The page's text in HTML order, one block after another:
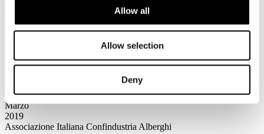
Allow all
Allow selection
Deny
Prosegue su tutto il territorio italiano l’attività di AIDIT,
l’Associazione italiana distribuzione turistica aderente a
22
Marzo
2019
Associazione Italiana Confindustria Alberghi